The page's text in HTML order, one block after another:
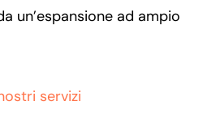
un’espansione ad ampio
servizi